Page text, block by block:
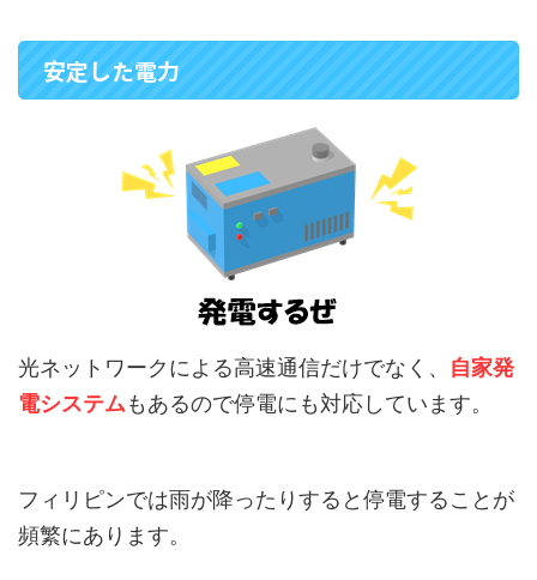
安定した電力
光ネットワークによる高速通信だけでなく、 自家発
電システムもあるので停電にも対応しています。
フィリピンでは雨が降ったりすると停電することが
頻繁にあります。